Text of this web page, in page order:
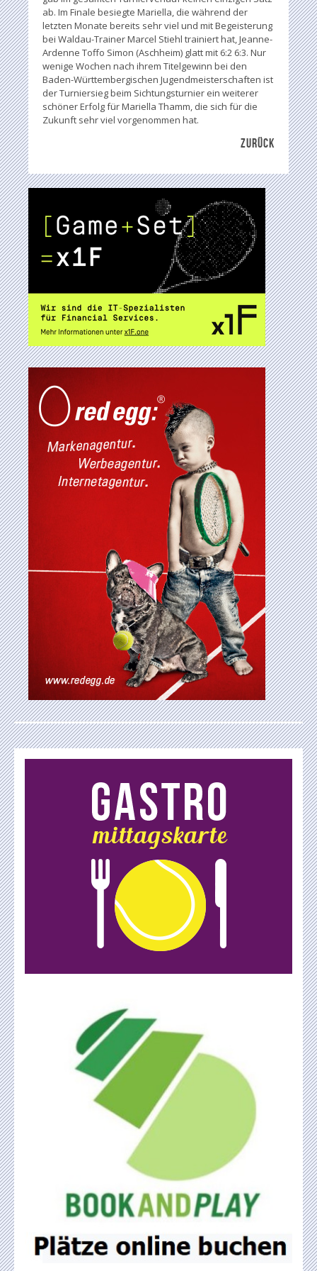
ab. Im Finale besiegte Mariella, die während der
letzten Monate bereits sehr viel und mit Begeisterung
bei Waldau-Trainer Marcel Stiehl trainiert hat, Jeanne-
Ardenne Toffo Simon (Aschheim) glatt mit 6:2 6:3. Nur
wenige Wochen nach ihrem Titelgewinn bei den
Baden-Württembergischen Jugendmeisterschaften ist
der Turniersieg beim Sichtungsturnier ein weiterer
schöner Erfolg für Mariella Thamm, die sich für die
Zukunft sehr viel vorgenommen hat.
ZURÜCK